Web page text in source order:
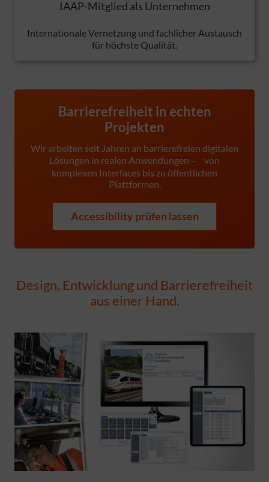
IAAP-Mitglied als Unternehmen
Internationale Vernetzung und fachlicher Austausch
für höchste Qualität.
Barrierefreiheit in echten
Projekten
Wir arbeiten seit Jahren an barrierefreien digitalen
Lösungen in realen Anwendungen – von
komplexen Interfaces bis zu öffentlichen
Plattformen.
Accessibility prüfen lassen
Design, Entwicklung und Barrierefreiheit
aus einer Hand.